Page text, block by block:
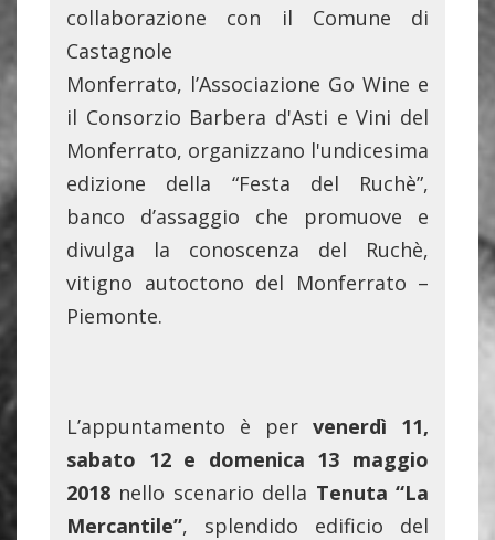
collaborazione con il Comune di
Castagnole
Monferrato, l’Associazione Go Wine e
il Consorzio Barbera d'Asti e Vini del
Monferrato, organizzano l'undicesima
edizione della “Festa del Ruchè”,
banco d’assaggio che promuove e
divulga la conoscenza del Ruchè,
vitigno autoctono del Monferrato –
Piemonte.
L’appuntamento è per venerdì 11,
sabato 12 e domenica 13 maggio
2018 nello scenario della Tenuta “La
Mercantile”, splendido edificio del